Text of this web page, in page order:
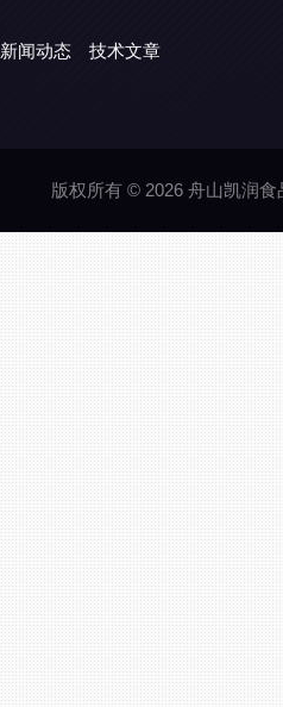
新闻动态 技术文章
版权所有 © 2026 舟山凯润